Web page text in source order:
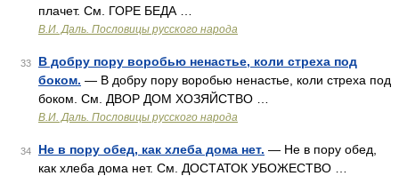
плачет. См. ГОРЕ БЕДА …
В.И. Даль. Пословицы русского народа
33
В добру пору воробью ненастье, коли стреха под
боком. — В добру пору воробью ненастье, коли стреха под
боком. См. ДВОР ДОМ ХОЗЯЙСТВО …
В.И. Даль. Пословицы русского народа
34 Не в пору обед, как хлеба дома нет. — Не в пору обед,
как хлеба дома нет. См. ДОСТАТОК УБОЖЕСТВО …